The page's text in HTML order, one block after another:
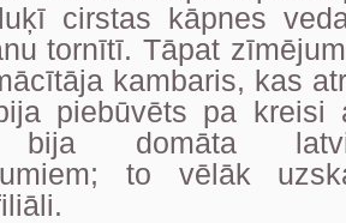
cirstas kāpnes
tornītī. Tāpat
kambaris, kas
piebūvēts pa kreisi
bija domāta
to vēlāk